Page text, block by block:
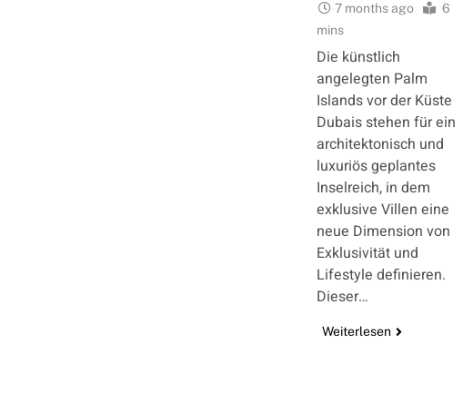
7 months ago
6
mins
Die künstlich
angelegten Palm
Islands vor der Küste
Dubais stehen für ein
architektonisch und
luxuriös geplantes
Inselreich, in dem
exklusive Villen eine
neue Dimension von
Exklusivität und
Lifestyle definieren.
Dieser…
Weiterlesen